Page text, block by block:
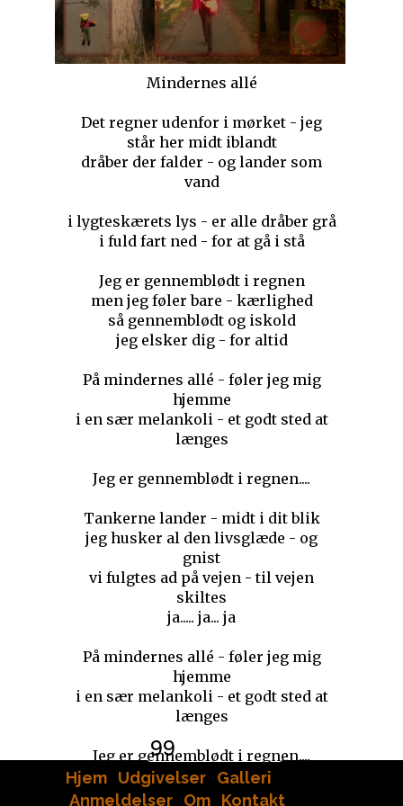
99
Mindernes allé
Det regner udenfor i mørket - jeg
står her midt iblandt
dråber der falder - og lander som
vand
i lygteskærets lys - er alle dråber grå
i fuld fart ned - for at gå i stå
Jeg er gennemblødt i regnen
men jeg føler bare - kærlighed
så gennemblødt og iskold
jeg elsker dig - for altid
På mindernes allé - føler jeg mig
hjemme
i en sær melankoli - et godt sted at
længes
Jeg er gennemblødt i regnen....
Tankerne lander - midt i dit blik
jeg husker al den livsglæde - og
gnist
vi fulgtes ad på vejen - til vejen
skiltes
ja..... ja... ja
På mindernes allé - føler jeg mig
hjemme
i en sær melankoli - et godt sted at
længes
Jeg er gennemblødt i regnen....
Hjem Udgivelser
Galleri
Anmeldelser
Om Kontakt